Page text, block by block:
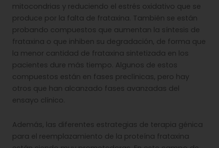
mitocondrias y reduciendo el estrés oxidativo que se
produce por la falta de frataxina. También se están
probando compuestos que aumentan la síntesis de
frataxina o que inhiben su degradación, de forma que
la menor cantidad de frataxina sintetizada en los
pacientes dure más tiempo. Algunos de estos
compuestos están en fases preclínicas, pero hay
otros que han alcanzado fases avanzadas del
ensayo clínico.
Además, las diferentes estrategias de terapia génica
para el reemplazamiento de la proteína frataxina